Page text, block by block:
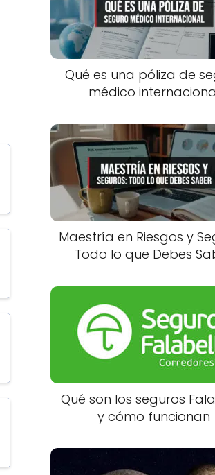
Qué es una póliza de
médico
Maestría en Riesgos y
Todo lo que Debes
Qué son los seguros
y cómo funcionan